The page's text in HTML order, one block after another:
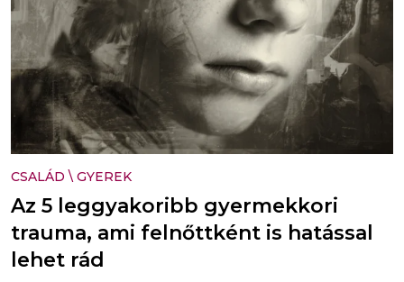
CSALÁD \ GYEREK
Az 5 leggyakoribb gyermekkori
trauma, ami felnőttként is hatással
lehet rád